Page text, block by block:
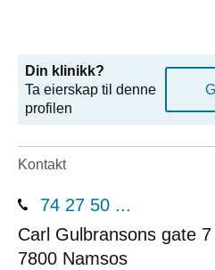
Din klinikk?
Ta eierskap til denne
profilen
Kontakt
74 27 50 ...
Carl Gulbransons gate 7
7800 Namsos